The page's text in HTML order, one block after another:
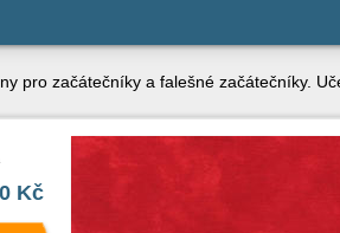
pro začátečníky a falešné začátečníky.
Kč